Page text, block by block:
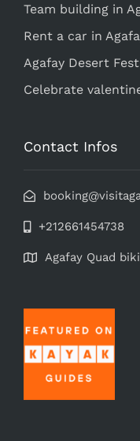
Team building in
Rent a car in
Agafay Desert
Celebrate
Contact Infos
+212661454738
Agafay Quad